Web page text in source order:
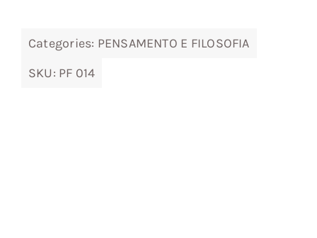
Categories: PENSAMENTO E FILOSOFIA
SKU: PF 014